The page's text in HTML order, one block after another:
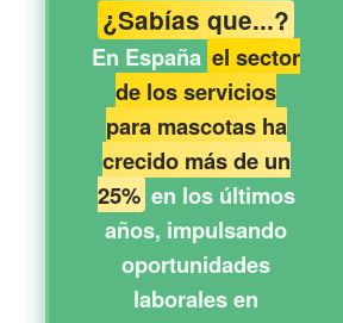
¿Sabías que...?
En España el sector
de los servicios
para mascotas ha
crecido más de un
25% en los últimos
años, impulsando
oportunidades
laborales en